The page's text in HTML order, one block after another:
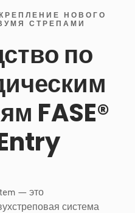
НОВОГО
СТРЕПАМИ
по
FASE®
— это
система